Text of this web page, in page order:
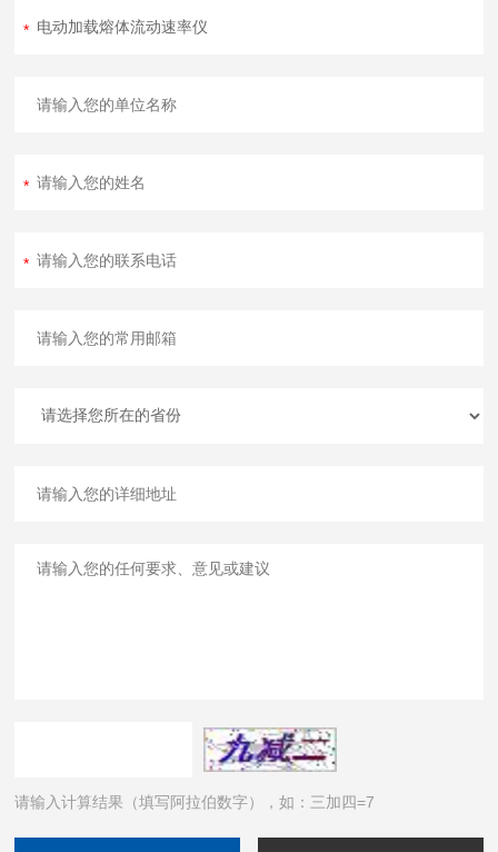
请输入计算结果（填写阿拉伯数字），如：三加四=7